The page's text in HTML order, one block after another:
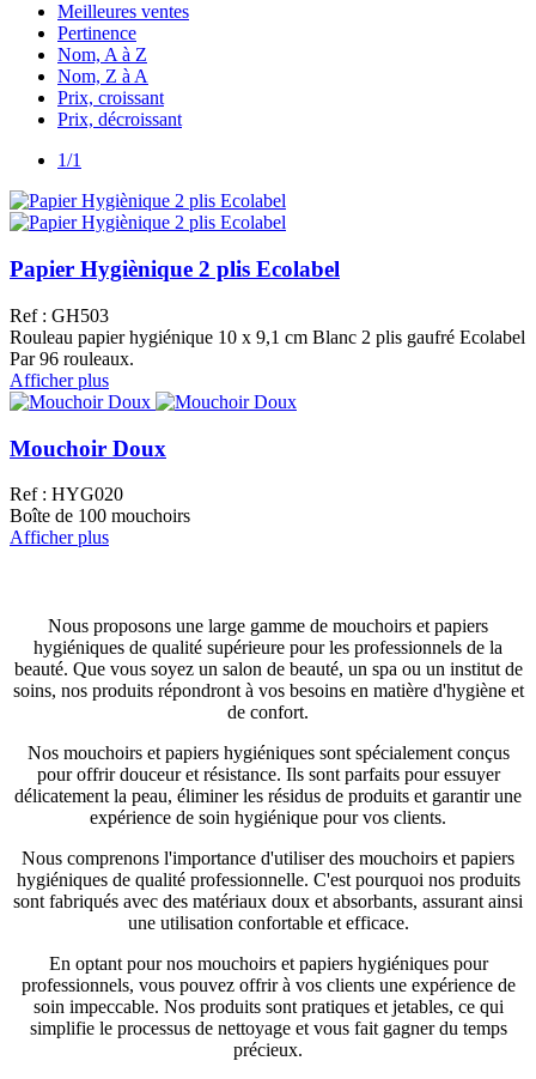
Meilleures ventes
Pertinence
Nom, A à Z
Nom, Z à A
Prix, croissant
Prix, décroissant
1/1
Papier Hygiènique 2 plis Ecolabel
Ref : GH503
Rouleau papier hygiénique 10 x 9,1 cm Blanc 2 plis gaufré Ecolabel
Par 96 rouleaux.
Afficher plus
Mouchoir Doux
Ref : HYG020
Boîte de 100 mouchoirs
Afficher plus
Nous proposons une large gamme de mouchoirs et papiers
hygiéniques de qualité supérieure pour les professionnels de la
beauté. Que vous soyez un salon de beauté, un spa ou un institut de
soins, nos produits répondront à vos besoins en matière d'hygiène et
de confort.
Nos mouchoirs et papiers hygiéniques sont spécialement conçus
pour offrir douceur et résistance. Ils sont parfaits pour essuyer
délicatement la peau, éliminer les résidus de produits et garantir une
expérience de soin hygiénique pour vos clients.
Nous comprenons l'importance d'utiliser des mouchoirs et papiers
hygiéniques de qualité professionnelle. C'est pourquoi nos produits
sont fabriqués avec des matériaux doux et absorbants, assurant ainsi
une utilisation confortable et efficace.
En optant pour nos mouchoirs et papiers hygiéniques pour
professionnels, vous pouvez offrir à vos clients une expérience de
soin impeccable. Nos produits sont pratiques et jetables, ce qui
simplifie le processus de nettoyage et vous fait gagner du temps
précieux.